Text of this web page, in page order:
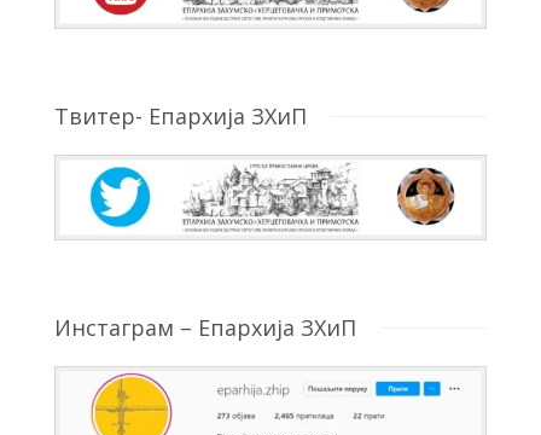
Твитер- Епархија ЗХиП
Инстаграм – Епархија ЗХиП